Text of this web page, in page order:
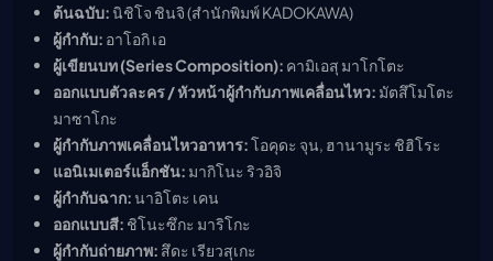
ต้นฉบับ:นิชิโจ ชินจิ (สำนักพิมพ์ KADOKAWA)
ผู้กำกับ: อาโอกิ เอ
ผู้เขียนบท (Series Composition): คามิเอสุ มาโกโตะ
ออกแบบตัวละคร / หัวหน้าผู้กำกับภาพเคลื่อนไหว: มัตสึโมโตะ
มาซาโกะ
ผู้กำกับภาพเคลื่อนไหวอาหาร:โอคุดะ จุน, ฮานามูระ ชิฮิโระ
แอนิเมเตอร์แอ็กชัน: มากิโนะ ริวอิจิ
ผู้กำกับฉาก:นาอิโตะ เคน
ออกแบบสี: ชิโนะซึกะ มาริโกะ
ผู้กำกับถ่ายภาพ: สึดะ เรียวสุเกะ